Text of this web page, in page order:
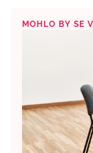
MOHLO BY SE